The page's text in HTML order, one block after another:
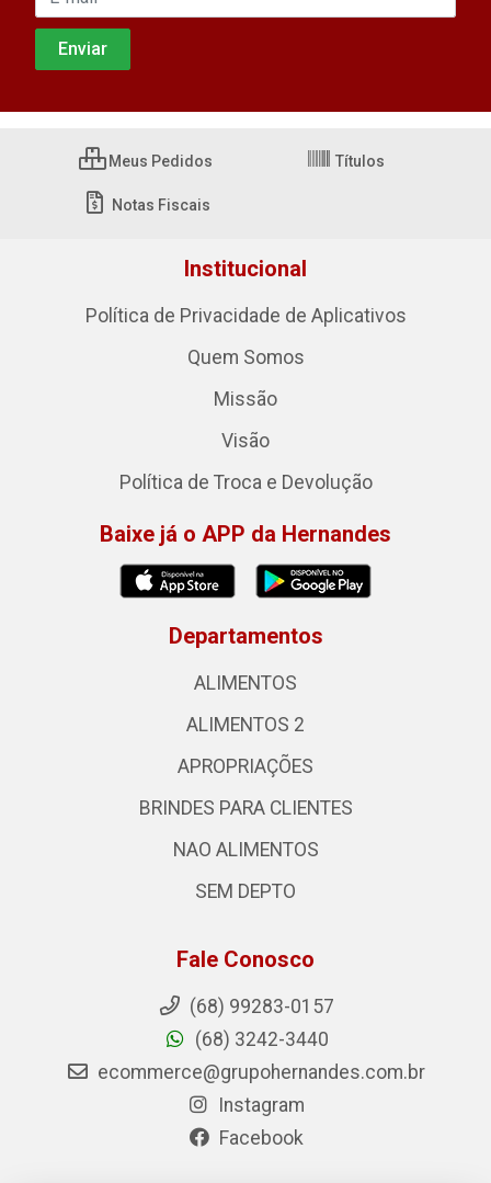
Meus Pedidos Títulos
Notas Fiscais
Institucional
Política de Privacidade de Aplicativos
Quem Somos
Missão
Visão
Política de Troca e Devolução
Baixe já o APP da Hernandes
Departamentos
ALIMENTOS
ALIMENTOS 2
APROPRIAÇÕES
BRINDES PARA CLIENTES
NAO ALIMENTOS
SEM DEPTO
Fale Conosco
(68) 99283-0157
(68) 3242-3440
ecommerce@grupohernandes.com.br
Instagram
Facebook